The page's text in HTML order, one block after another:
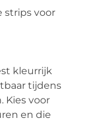
strips voor
kleurrijk
tijdens
Kies voor
en die